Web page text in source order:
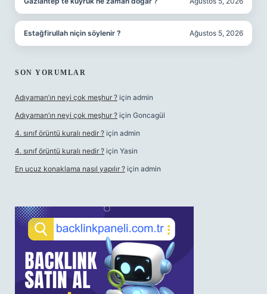
Estağfirullah niçin söylenir ? Ağustos 5, 2026
SON YORUMLAR
Adıyaman’ın neyi çok meşhur ? için admin
Adıyaman’ın neyi çok meşhur ? için Goncagül
4. sınıf örüntü kuralı nedir ? için admin
4. sınıf örüntü kuralı nedir ? için Yasin
En ucuz konaklama nasıl yapılır ? için admin